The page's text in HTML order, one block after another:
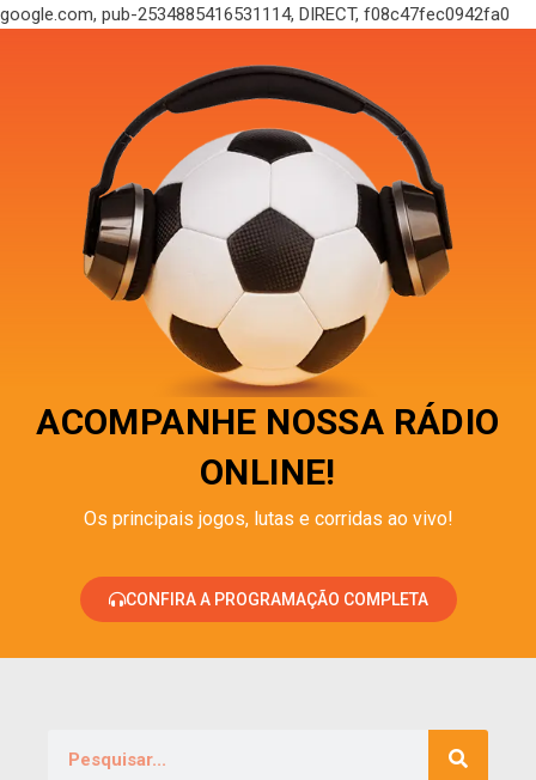
google.com, pub-2534885416531114, DIRECT, f08c47fec0942fa0
ACOMPANHE NOSSA RÁDIO
ONLINE!
Os principais jogos, lutas e corridas ao vivo!
CONFIRA A PROGRAMAÇÃO COMPLETA